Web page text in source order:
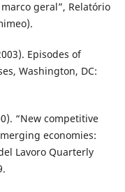
geral”, Relatório
Episodes of
Washington, DC:
“New competitive
economies:
Lavoro Quarterly